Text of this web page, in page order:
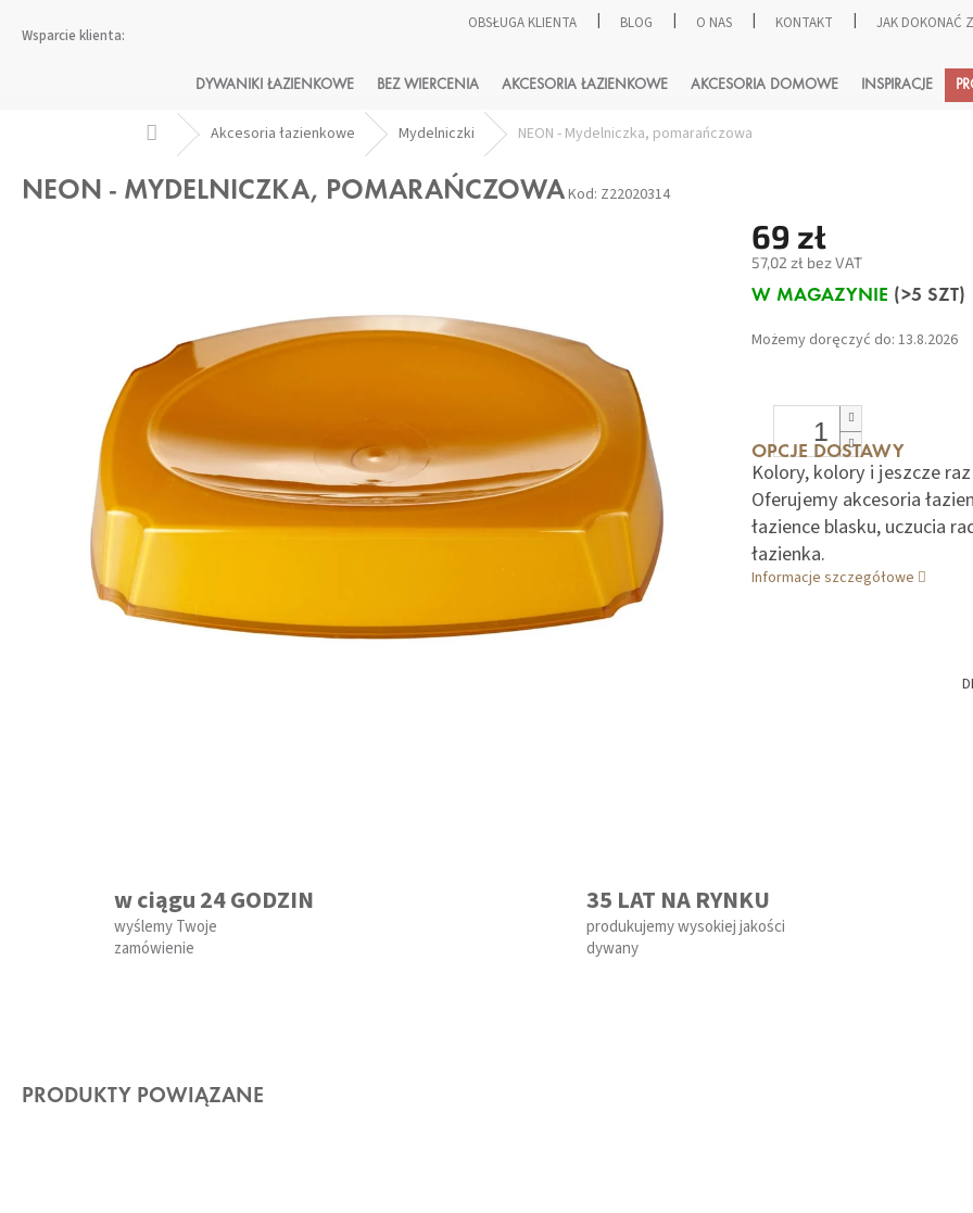
OBSŁUGA KLIENTA BLOG O NAS KONTAKT JAK DOKONAĆ
DYWANIKI ŁAZIENKOWE BEZ WIERCENIA AKCESORIA ŁAZIENKOWE AKCESORIA DOMOWE INSPIRACJE
Home Akcesoria łazienkowe Mydelniczki NEON - Mydelniczka, pomarańczowa
NEON - MYDELNICZKA, POMARAŃCZOWAKod: Z22020314
69 zł
57,02 zł bez VAT
Cena
W MAGAZYNIE (>5 SZT)
Możemy doręczyć do: 13.8.2026
OPCJE DOSTAWY
Kolory, kolory i jeszcze
Oferujemy akcesoria
łazience blasku, uczucia
łazienka.
Informacje szczegółowe
w ciągu 24 GODZIN
wyślemy Twoje
zamówienie
35 LAT NA RYNKU
produkujemy wysokiej jakości
dywany
PRODUKTY POWIĄZANE